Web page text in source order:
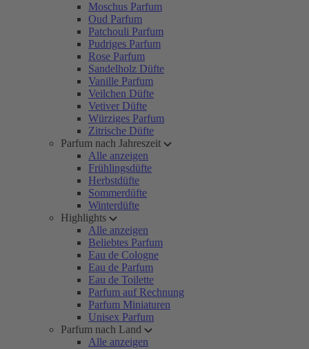
Moschus Parfum
Oud Parfum
Patchouli Parfum
Pudriges Parfum
Rose Parfum
Sandelholz Düfte
Vanille Parfum
Veilchen Düfte
Vetiver Düfte
Würziges Parfum
Zitrische Düfte
Parfum nach Jahreszeit
Alle anzeigen
Frühlingsdüfte
Herbstdüfte
Sommerdüfte
Winterdüfte
Highlights
Alle anzeigen
Beliebtes Parfum
Eau de Cologne
Eau de Parfum
Eau de Toilette
Parfum auf Rechnung
Parfum Miniaturen
Unisex Parfum
Parfum nach Land
Alle anzeigen